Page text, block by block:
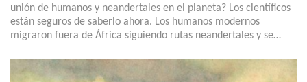
unión de humanos y neandertales en el planeta? Los científicos
están seguros de saberlo ahora. Los humanos modernos
migraron fuera de África siguiendo rutas neandertales y se…